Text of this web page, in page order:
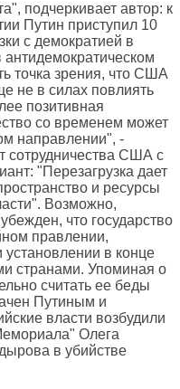
подчеркивает автор: к
Путин приступил 10
с демократией в
антидемократическом
точка зрения, что США
не в силах повлиять
позитивная
со временем может
направлении", -
сотрудничества США с
"Перезагрузка дает
и ресурсы
Возможно,
что государство
правлении,
установлении в конце
странами. Упоминая о
считать ее беды
Путиным и
власти возбудили
Олега
в убийстве